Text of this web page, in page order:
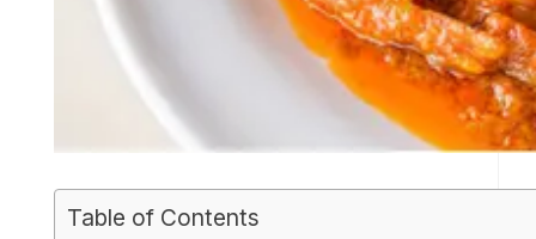
Table of Contents